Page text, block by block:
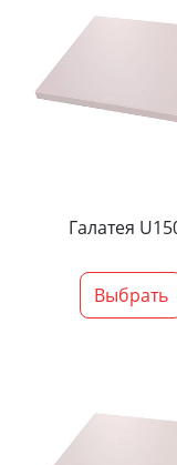
Галатея
Выбрать